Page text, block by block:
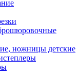
ножницы детские